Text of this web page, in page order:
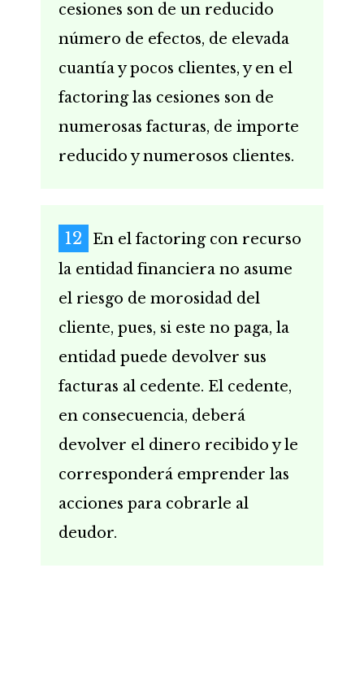
cesiones son de un reducido
número de efectos, de elevada
cuantía y pocos clientes, y en el
factoring las cesiones son de
numerosas facturas, de importe
reducido y numerosos clientes.
En el factoring con recurso
la entidad financiera no asume
el riesgo de morosidad del
cliente, pues, si este no paga, la
entidad puede devolver sus
facturas al cedente. El cedente,
en consecuencia, deberá
devolver el dinero recibido y le
corresponderá emprender las
acciones para cobrarle al
deudor.